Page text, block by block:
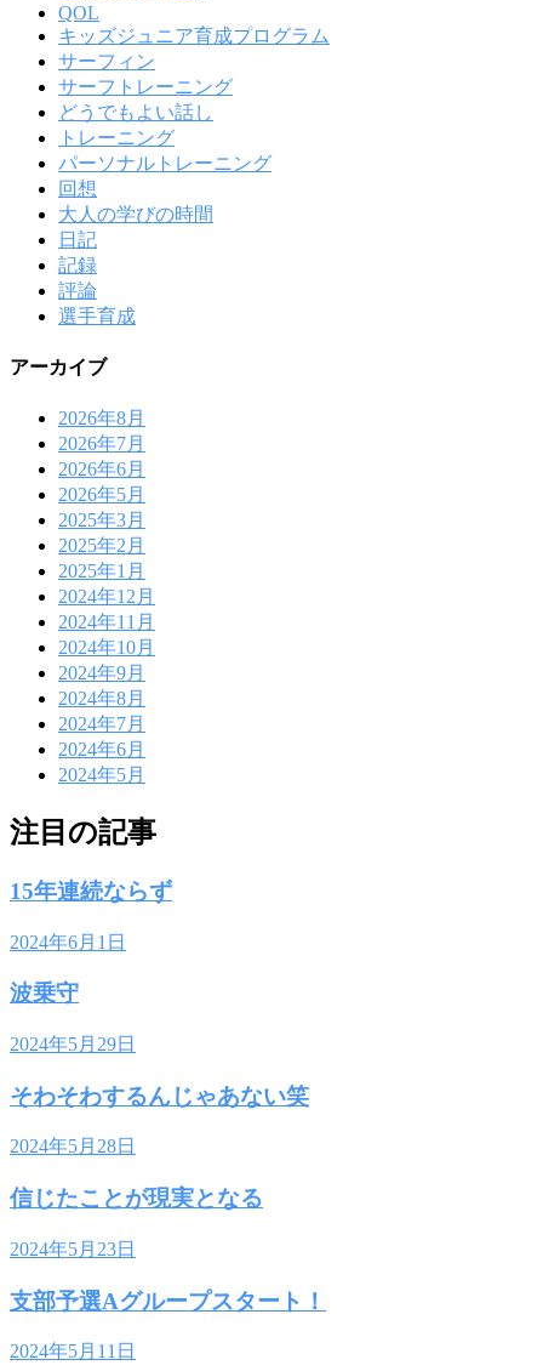
QOL
キッズジュニア育成プログラム
サーフィン
サーフトレーニング
どうでもよい話し
トレーニング
パーソナルトレーニング
回想
大人の学びの時間
日記
記録
評論
選手育成
アーカイブ
2026年8月
2026年7月
2026年6月
2026年5月
2025年3月
2025年2月
2025年1月
2024年12月
2024年11月
2024年10月
2024年9月
2024年8月
2024年7月
2024年6月
2024年5月
注目の記事
15年連続ならず
2024年6月1日
波乗守
2024年5月29日
そわそわするんじゃあない笑
2024年5月28日
信じたことが現実となる
2024年5月23日
支部予選Aグループスタート！
2024年5月11日